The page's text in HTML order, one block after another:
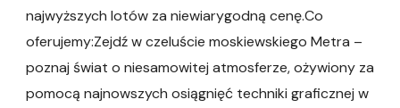
najwyższych lotów za niewiarygodną cenę.Co
oferujemy:Zejdź w czeluście moskiewskiego Metra –
poznaj świat o niesamowitej atmosferze, ożywiony za
pomocą najnowszych osiągnięć techniki graficznej w